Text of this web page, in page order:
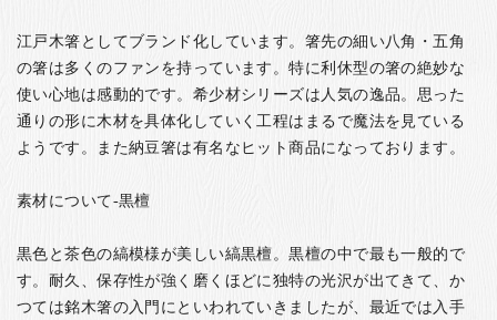
江戸木箸としてブランド化しています。箸先の細い八角・五角
の箸は多くのファンを持っています。特に利休型の箸の絶妙な
使い心地は感動的です。希少材シリーズは人気の逸品。思った
通りの形に木材を具体化していく工程はまるで魔法を見ている
ようです。また納豆箸は有名なヒット商品になっております。
素材について-黒檀
黒色と茶色の縞模様が美しい縞黒檀。黒檀の中で最も一般的で
す。耐久、保存性が強く磨くほどに独特の光沢が出てきて、か
つては銘木箸の入門にといわれていきましたが、最近では入手